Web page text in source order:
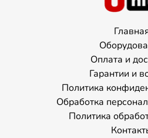
Оплата и
Гарантии и
Политика
Обработка
Политика